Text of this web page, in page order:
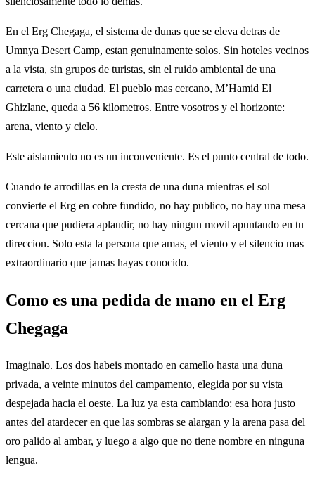
En el Erg Chegaga, el sistema de dunas que se eleva detras de
Umnya Desert Camp, estan genuinamente solos. Sin hoteles vecinos
a la vista, sin grupos de turistas, sin el ruido ambiental de una
carretera o una ciudad. El pueblo mas cercano, M’Hamid El
Ghizlane, queda a 56 kilometros. Entre vosotros y el horizonte:
arena, viento y cielo.
Este aislamiento no es un inconveniente. Es el punto central de todo.
Cuando te arrodillas en la cresta de una duna mientras el sol
convierte el Erg en cobre fundido, no hay publico, no hay una mesa
cercana que pudiera aplaudir, no hay ningun movil apuntando en tu
direccion. Solo esta la persona que amas, el viento y el silencio mas
extraordinario que jamas hayas conocido.
Como es una pedida de mano en el Erg
Chegaga
Imaginalo. Los dos habeis montado en camello hasta una duna
privada, a veinte minutos del campamento, elegida por su vista
despejada hacia el oeste. La luz ya esta cambiando: esa hora justo
antes del atardecer en que las sombras se alargan y la arena pasa del
oro palido al ambar, y luego a algo que no tiene nombre en ninguna
lengua.